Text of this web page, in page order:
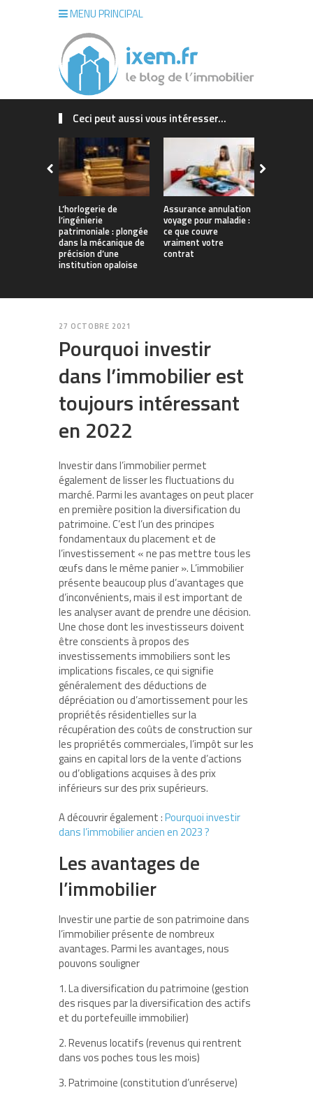
MENU PRINCIPAL
Ceci peut aussi vous intéresser...
L’horlogerie de
l’ingénierie
patrimoniale : plongée
dans la mécanique de
précision d’une
institution opaloise
Assurance annulation
voyage pour maladie :
ce que couvre
vraiment votre
contrat
27 OCTOBRE 2021
Pourquoi investir
dans l’immobilier est
toujours intéressant
en 2022
Investir dans l’immobilier permet
également de lisser les fluctuations du
marché. Parmi les avantages on peut placer
en première position la diversification du
patrimoine. C’est l’un des principes
fondamentaux du placement et de
l’investissement « ne pas mettre tous les
œufs dans le même panier ». L’immobilier
présente beaucoup plus d’avantages que
d’inconvénients, mais il est important de
les analyser avant de prendre une décision.
Une chose dont les investisseurs doivent
être conscients à propos des
investissements immobiliers sont les
implications fiscales, ce qui signifie
généralement des déductions de
dépréciation ou d’amortissement pour les
propriétés résidentielles sur la
récupération des coûts de construction sur
les propriétés commerciales, l’impôt sur les
gains en capital lors de la vente d’actions
ou d’obligations acquises à des prix
inférieurs sur des prix supérieurs.
A découvrir également :Pourquoi investir
dans l’immobilier ancien en 2023 ?
Les avantages de
l’immobilier
Investir une partie de son patrimoine dans
l’immobilier présente de nombreux
avantages. Parmi les avantages, nous
pouvons souligner
1. La diversification du patrimoine (gestion
des risques par la diversification des actifs
et du portefeuille immobilier)
2. Revenus locatifs (revenus qui rentrent
dans vos poches tous les mois)
3. Patrimoine (constitution d’unréserve)